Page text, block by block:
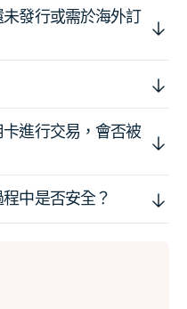
發行或需於海外訂
進行交易，會否被
中是否安全？